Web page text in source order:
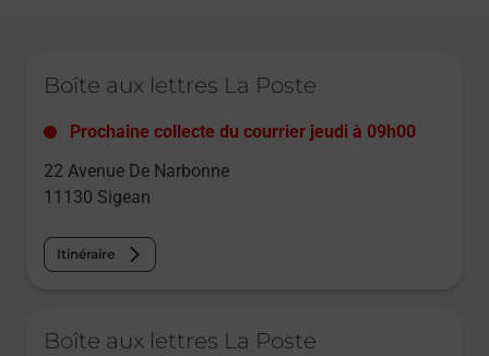
Boîte aux lettres La Poste
Prochaine collecte du courrier jeudi à 09h00
22 Avenue De Narbonne
11130 Sigean
Itinéraire
Boîte aux lettres La Poste